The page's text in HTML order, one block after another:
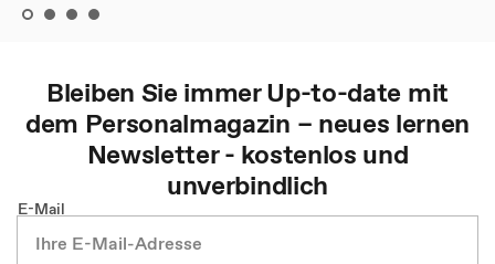
Bleiben Sie immer Up-to-date mit
dem Personalmagazin – neues lernen
Newsletter - kostenlos und
unverbindlich
E-Mail